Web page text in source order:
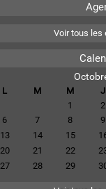
Voir tous les
L M M J
1
2
6
7 8 9
13
14 15
20
21 22
27
28 29